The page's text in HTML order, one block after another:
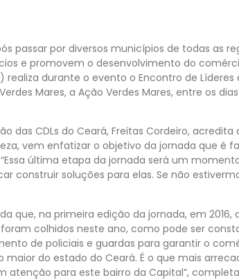
passar por diversos municípios de todas as
e promovem o desenvolvimento do
realiza durante o evento o Encontro de
Mares, a Ação Verdes Mares, entre os
das CDLs do Ceará, Freitas Cordeiro,
vem enfatizar o objetivo da jornada que é
última etapa da jornada será um
construir soluções para elas. Se não
que, na primeira edição da jornada, em
colhidos neste ano, como pode ser
de policiais e guardas para garantir o
do estado do Ceará. É o que mais
atenção para este bairro da Capital”,